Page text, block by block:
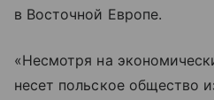
в Восточной Европе.
«Несмотря на
несет польское общество